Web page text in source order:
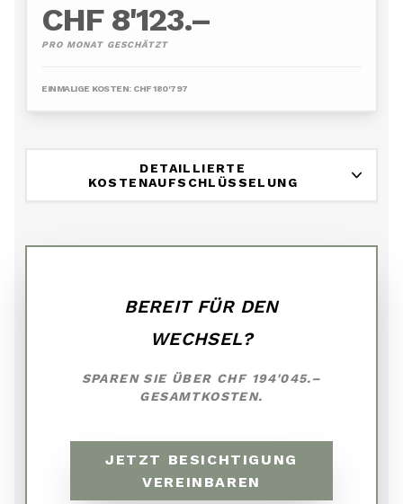
CHF 8'123.–
PRO MONAT GESCHÄTZT
EINMALIGE KOSTEN: CHF180'797
DETAILLIERTE
KOSTENAUFSCHLÜSSELUNG
BEREIT FÜR DEN
WECHSEL?
SPAREN SIE ÜBER CHF 194'045.–
GESAMTKOSTEN.
JETZT BESICHTIGUNG
VEREINBAREN